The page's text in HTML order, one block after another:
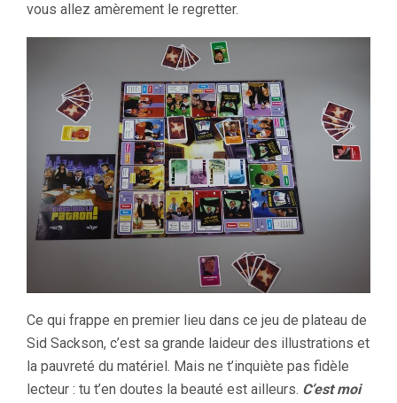
vous allez amèrement le regretter.
Ce qui frappe en premier lieu dans ce jeu de plateau de
Sid Sackson, c’est sa grande laideur des illustrations et
la pauvreté du matériel. Mais ne t’inquiète pas fidèle
lecteur : tu t’en doutes la beauté est ailleurs. C’est moi